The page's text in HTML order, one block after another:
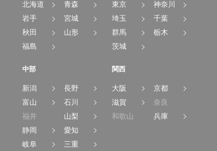
北海道
青森
岩手
宮城
秋田
山形
福島
東京
神奈川
埼玉
千葉
群馬
栃木
茨城
中部
新潟
長野
富山
石川
福井
山梨
静岡
愛知
岐阜
三重
関西
大阪
京都
滋賀
奈良
和歌山
兵庫